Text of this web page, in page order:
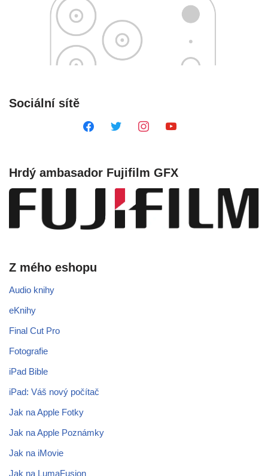
Sociální sítě
Hrdý ambasador Fujifilm GFX
Z mého eshopu
Audio knihy
eKnihy
Final Cut Pro
Fotografie
iPad Bible
iPad: Váš nový počítač
Jak na Apple Fotky
Jak na Apple Poznámky
Jak na iMovie
Jak na LumaFusion